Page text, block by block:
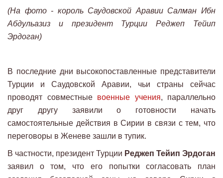
(На фото - король Саудовской Аравии Салман Ибн
Абдульазиз и президент Турции Реджеп Тейип
Эрдоган)
В последние дни высокопоставленные представители
Турции и Саудовской Аравии, чьи страны сейчас
проводят совместные военные учения, параллельно
друг другу заявили о готовности начать
самостоятельные действия в Сирии в связи с тем, что
переговоры в Женеве зашли в тупик.
В частности, президент Турции Реджеп Тейип Эрдоган
заявил о том, что его попытки согласовать план